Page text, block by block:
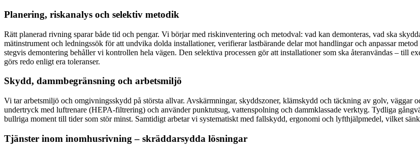
Planering, riskanalys och selektiv metodik
Rätt planerad rivning sparar både tid och pengar. Vi börjar med riskinventering och metodval: vad kan demonteras, vad ska
mätinstrument och ledningssök för att undvika dolda installationer, verifierar lastbärande delar mot handlingar och anpassar
stegvis demontering behåller vi kontrollen hela vägen. Den selektiva processen gör att installationer som ska återanvändas – till
görs redo enligt era toleranser.
Skydd, dammbegränsning och arbetsmiljö
Vi tar arbetsmiljö och omgivningsskydd på största allvar. Avskärmningar, skyddszoner, klämskydd och täckning av golv, väggar
undertryck med luftrenare (HEPA-filtrering) och använder punktutsug, vattenspolning och dammklassade verktyg. Tydliga
bullriga moment till tider som stör minst. Samtidigt arbetar vi systematiskt med fallskydd, ergonomi och lyfthjälpmedel, vilket
Tjänster inom inomhusrivning – skräddarsydda lösningar